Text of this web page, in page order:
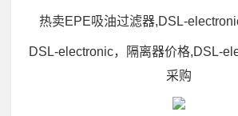
热卖EPE吸油过滤器,DSL-
DSL-electronic，隔离器价格,DSL-
采购